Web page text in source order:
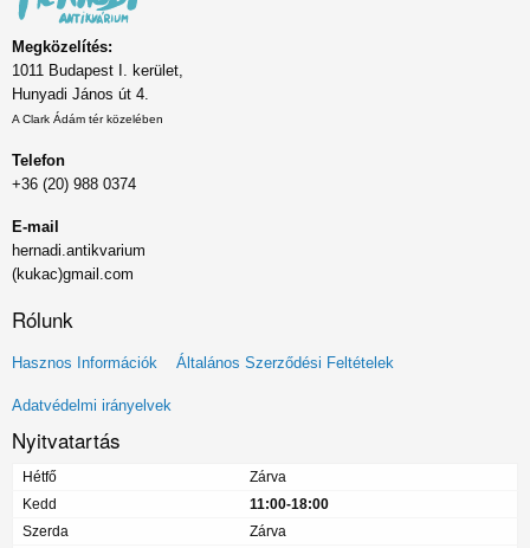
Megközelítés:
1011 Budapest I. kerület,
Hunyadi János út 4.
A Clark Ádám tér közelében
Telefon
+36 (20) 988 0374
E-mail
hernadi.antikvarium
(kukac)gmail.com
Rólunk
Lábléc
menü
Hasznos Információk Általános Szerződési Feltételek
Adatvédelmi irányelvek
Nyitvatartás
Hétfő
Zárva
Kedd
11:00-18:00
Szerda
Zárva